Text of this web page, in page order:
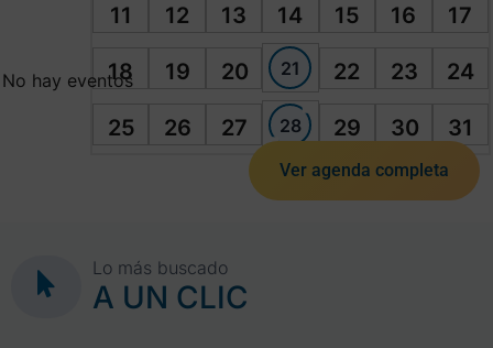
11 12 13 14 15 16 17
18 19 20 21 22 23 24
25 26 27 28 29 30 31
No hay eventos
Ver agenda completa
Lo más buscado
A UN CLIC